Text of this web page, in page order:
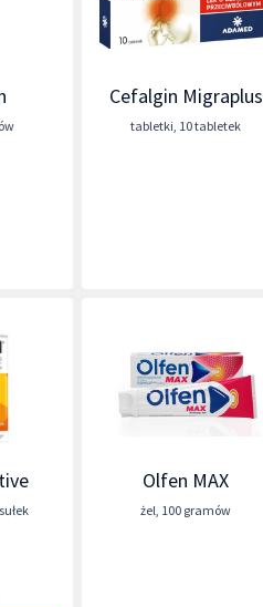
Cefalgin Migraplus
tabletki, 10 tabletek
Olfen MAX
żel, 100 gramów